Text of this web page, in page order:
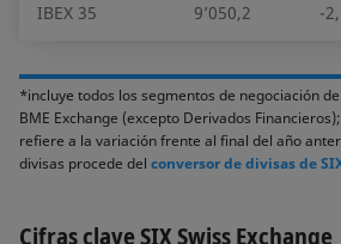
IBEX 35 9’050,2 -
*incluye todos los segmentos de negociación de
BME Exchange (excepto Derivados
refiere a la variación frente al final del año
divisas procede del conversor de divisas de
Cifras clave SIX Swiss Exchange